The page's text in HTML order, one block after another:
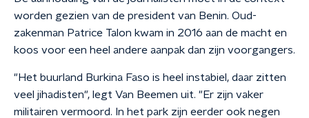
worden gezien van de president van Benin. Oud-
zakenman Patrice Talon kwam in 2016 aan de macht en
koos voor een heel andere aanpak dan zijn voorgangers.
"Het buurland Burkina Faso is heel instabiel, daar zitten
veel jihadisten", legt Van Beemen uit. "Er zijn vaker
militairen vermoord. In het park zijn eerder ook negen